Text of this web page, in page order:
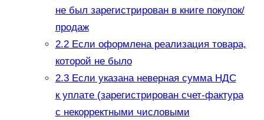
не был зарегистрирован в книге покупок/
продаж
2.2Если оформлена реализация товара,
которой не было
2.3Если указана неверная сумма НДС
к уплате (зарегистрирован счет-фактура
с некорректными числовыми